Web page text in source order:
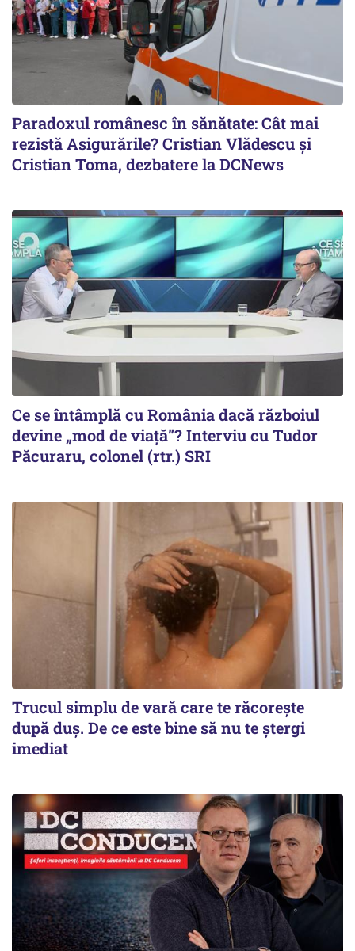
Paradoxul românesc în sănătate: Cât mai
rezistă Asigurările? Cristian Vlădescu și
Cristian Toma, dezbatere la DCNews
Ce se întâmplă cu România dacă războiul
devine „mod de viață”? Interviu cu Tudor
Păcuraru, colonel (rtr.) SRI
Trucul simplu de vară care te răcorește
după duș. De ce este bine să nu te ștergi
imediat